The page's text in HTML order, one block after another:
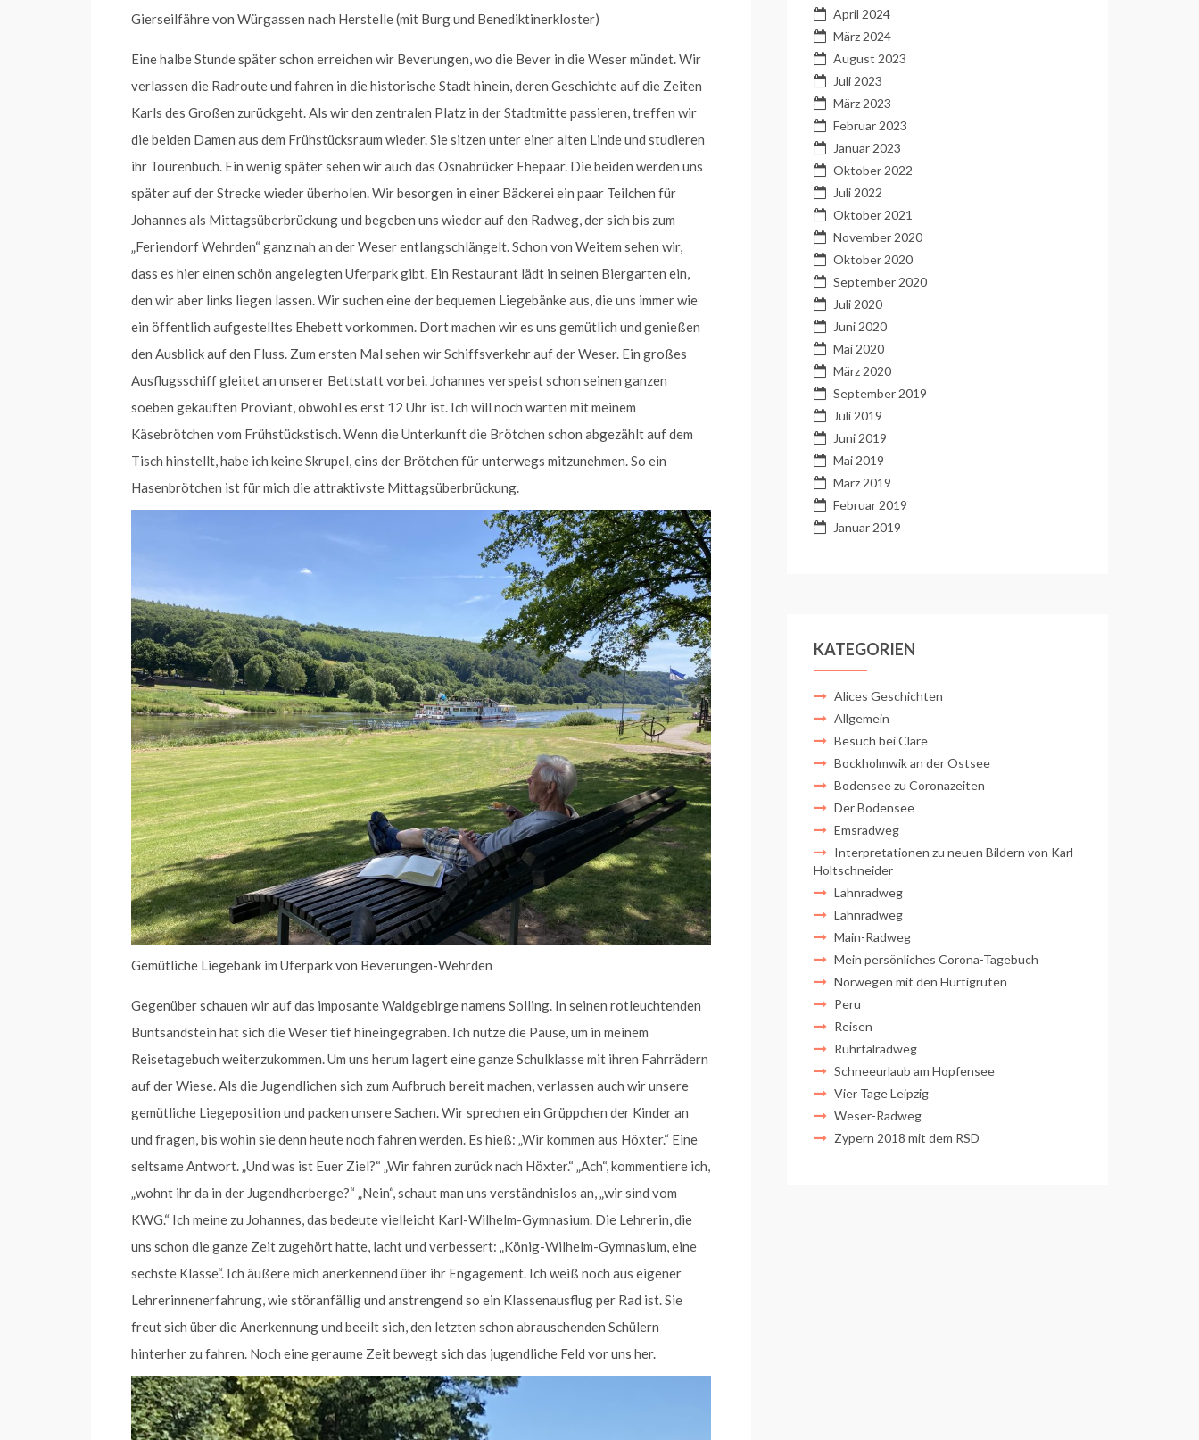
Gierseilfähre von Würgassen nach Herstelle (mit Burg und Benediktinerkloster)
Eine halbe Stunde später schon erreichen wir Beverungen, wo die Bever in die Weser mündet. Wir
verlassen die Radroute und fahren in die historische Stadt hinein, deren Geschichte auf die Zeiten
Karls des Großen zurückgeht. Als wir den zentralen Platz in der Stadtmitte passieren, treffen wir
die beiden Damen aus dem Frühstücksraum wieder. Sie sitzen unter einer alten Linde und studieren
ihr Tourenbuch. Ein wenig später sehen wir auch das Osnabrücker Ehepaar. Die beiden werden uns
später auf der Strecke wieder überholen. Wir besorgen in einer Bäckerei ein paar Teilchen für
Johannes als Mittagsüberbrückung und begeben uns wieder auf den Radweg, der sich bis zum
„Feriendorf Wehrden“ ganz nah an der Weser entlangschlängelt. Schon von Weitem sehen wir,
dass es hier einen schön angelegten Uferpark gibt. Ein Restaurant lädt in seinen Biergarten ein,
den wir aber links liegen lassen. Wir suchen eine der bequemen Liegebänke aus, die uns immer wie
ein öffentlich aufgestelltes Ehebett vorkommen. Dort machen wir es uns gemütlich und genießen
den Ausblick auf den Fluss. Zum ersten Mal sehen wir Schiffsverkehr auf der Weser. Ein großes
Ausflugsschiff gleitet an unserer Bettstatt vorbei. Johannes verspeist schon seinen ganzen
soeben gekauften Proviant, obwohl es erst 12 Uhr ist. Ich will noch warten mit meinem
Käsebrötchen vom Frühstückstisch. Wenn die Unterkunft die Brötchen schon abgezählt auf dem
Tisch hinstellt, habe ich keine Skrupel, eins der Brötchen für unterwegs mitzunehmen. So ein
Hasenbrötchen ist für mich die attraktivste Mittagsüberbrückung.
Gemütliche Liegebank im Uferpark von Beverungen-Wehrden
Gegenüber schauen wir auf das imposante Waldgebirge namens Solling. In seinen rotleuchtenden
Buntsandstein hat sich die Weser tief hineingegraben. Ich nutze die Pause, um in meinem
Reisetagebuch weiterzukommen. Um uns herum lagert eine ganze Schulklasse mit ihren Fahrrädern
auf der Wiese. Als die Jugendlichen sich zum Aufbruch bereit machen, verlassen auch wir unsere
gemütliche Liegeposition und packen unsere Sachen. Wir sprechen ein Grüppchen der Kinder an
und fragen, bis wohin sie denn heute noch fahren werden. Es hieß: „Wir kommen aus Höxter.“ Eine
seltsame Antwort. „Und was ist Euer Ziel?“ „Wir fahren zurück nach Höxter.“ „Ach“, kommentiere ich,
„wohnt ihr da in der Jugendherberge?“ „Nein“, schaut man uns verständnislos an, „wir sind vom
KWG.“ Ich meine zu Johannes, das bedeute vielleicht Karl-Wilhelm-Gymnasium. Die Lehrerin, die
uns schon die ganze Zeit zugehört hatte, lacht und verbessert: „König-Wilhelm-Gymnasium, eine
sechste Klasse“. Ich äußere mich anerkennend über ihr Engagement. Ich weiß noch aus eigener
Lehrerinnenerfahrung, wie störanfällig und anstrengend so ein Klassenausflug per Rad ist. Sie
freut sich über die Anerkennung und beeilt sich, den letzten schon abrauschenden Schülern
hinterher zu fahren. Noch eine geraume Zeit bewegt sich das jugendliche Feld vor uns her.
April 2024
März 2024
August 2023
Juli 2023
März 2023
Februar 2023
Januar 2023
Oktober 2022
Juli 2022
Oktober 2021
November 2020
Oktober 2020
September 2020
Juli 2020
Juni 2020
Mai 2020
März 2020
September 2019
Juli 2019
Juni 2019
Mai 2019
März 2019
Februar 2019
Januar 2019
KATEGORIEN
Alices Geschichten
Allgemein
Besuch bei Clare
Bockholmwik an der Ostsee
Bodensee zu Coronazeiten
Der Bodensee
Emsradweg
Interpretationen zu neuen Bildern von Karl
Holtschneider
Lahnradweg
Lahnradweg
Main-Radweg
Mein persönliches Corona-Tagebuch
Norwegen mit den Hurtigruten
Peru
Reisen
Ruhrtalradweg
Schneeurlaub am Hopfensee
Vier Tage Leipzig
Weser-Radweg
Zypern 2018 mit dem RSD